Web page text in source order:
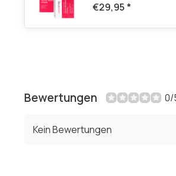
€29,95 *
Bewertungen 0/
Kein Bewertungen